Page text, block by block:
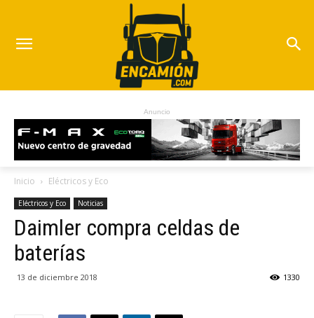
Anuncio
Inicio Eléctricos y Eco
Eléctricos y Eco Noticias
Daimler compra celdas de
baterías
13 de diciembre 2018 1330